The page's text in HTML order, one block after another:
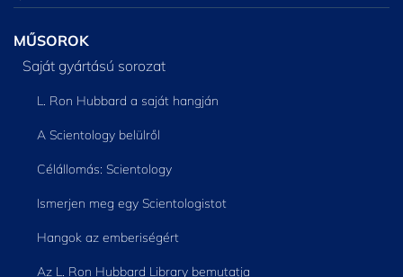
MŰSOROK
Saját gyártású sorozat
L. Ron Hubbard a saját hangján
A Scientology belülről
Célállomás: Scientology
Ismerjen meg egy Scientologistot
Hangok az emberiségért
Az L. Ron Hubbard Library bemutatja